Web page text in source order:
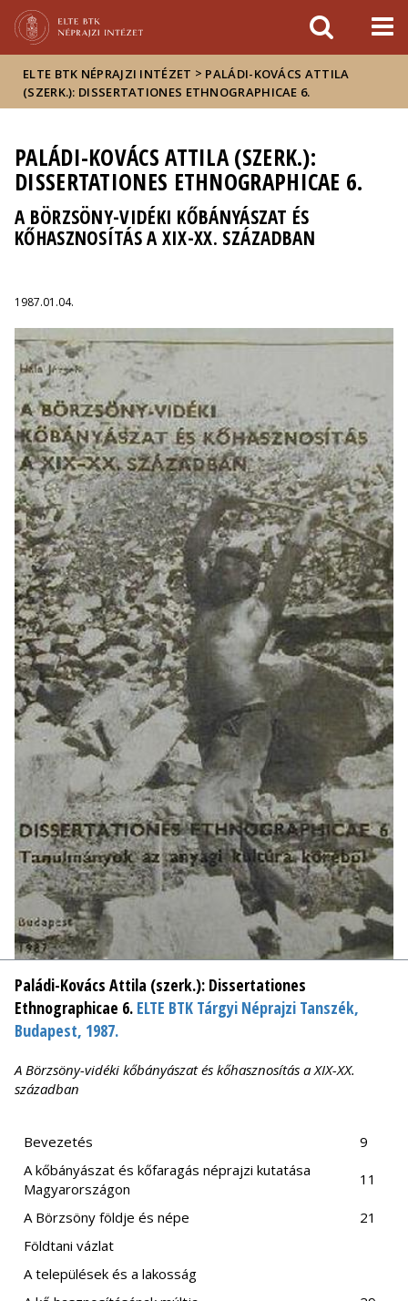
sajtóban
ELTE BTK NÉPRAJZI INTÉZET > PALÁDI-KOVÁCS ATTILA
(SZERK.): DISSERTATIONES ETHNOGRAPHICAE 6.
PALÁDI-KOVÁCS ATTILA (SZERK.):
DISSERTATIONES ETHNOGRAPHICAE 6.
A BÖRZSÖNY-VIDÉKI KŐBÁNYÁSZAT ÉS
KŐHASZNOSÍTÁS A XIX-XX. SZÁZADBAN
1987.01.04.
Paládi-Kovács Attila (szerk.): Dissertationes
Ethnographicae 6. ELTE BTK Tárgyi Néprajzi Tanszék,
Budapest, 1987.
A Börzsöny-vidéki kőbányászat és kőhasznosítás a XIX-XX.
században
Bevezetés
9
A kőbányászat és kőfaragás néprajzi kutatása
Magyarországon
11
A Börzsöny földje és népe
21
Földtani vázlat
A települések és a lakosság